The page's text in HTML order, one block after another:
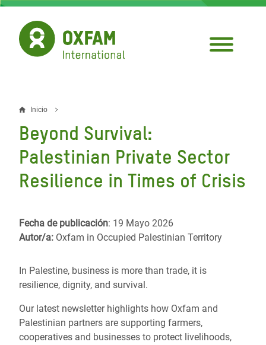
Pasar
contenido
principal
Sobrescribir
enlaces
de
ayuda
la
navegación
Inicio
Beyond Survival:
Palestinian Private Sector
Resilience in Times of Crisis
Fecha de publicación: 19 Mayo 2026
Autor/a: Oxfam in Occupied Palestinian Territory
In Palestine, business is more than trade, it is
resilience, dignity, and survival.
Our latest newsletter highlights how Oxfam and
Palestinian partners are supporting farmers,
cooperatives and businesses to protect livelihoods,